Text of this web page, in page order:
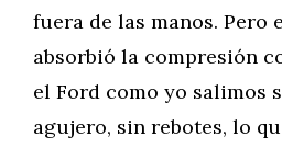
fuera de las manos. Pero
absorbió la compresión
el Ford como yo salimos
agujero, sin rebotes, lo